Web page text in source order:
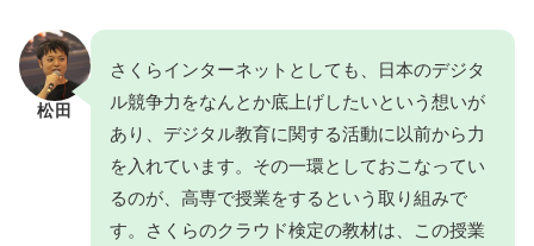
松田
さくらインターネットとしても、日本のデジタ
ル競争力をなんとか底上げしたいという想いが
あり、デジタル教育に関する活動に以前から力
を入れています。その一環としておこなってい
るのが、高専で授業をするという取り組みで
す。さくらのクラウド検定の教材は、この授業